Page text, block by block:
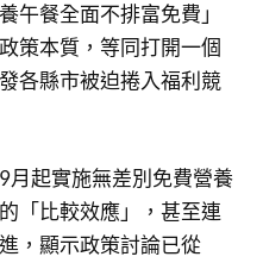
午餐全面不排富免費」
策本質，等同打開一個
各縣市被迫捲入福利競
月起實施無差別免費營養
「比較效應」，甚至連
，顯示政策討論已從